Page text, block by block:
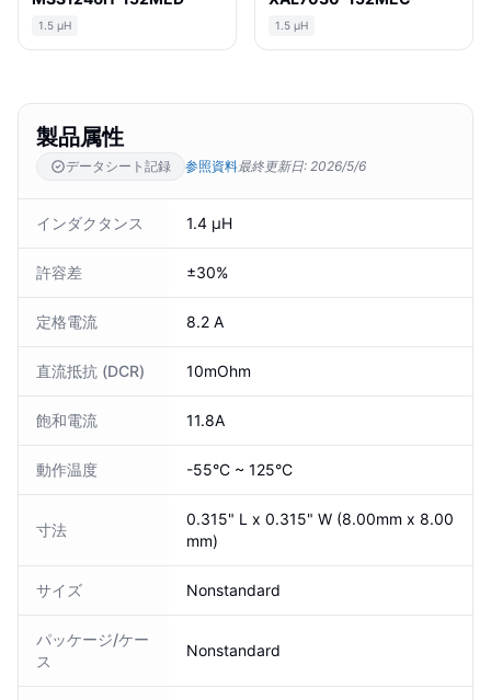
1.5 µH 1.5 µH
製品属性
データシート記録 参照資料最終更新日: 2026/5/6
インダクタンス 1.4 µH
許容差 ±30%
定格電流 8.2 A
直流抵抗 (DCR) 10mOhm
飽和電流 11.8A
動作温度 -55°C ~ 125°C
寸法
0.315" L x 0.315" W (8.00mm x 8.00
mm)
サイズ Nonstandard
パッケージ/ケー
ス
Nonstandard